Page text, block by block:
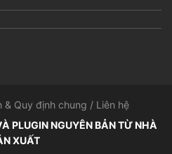
& Quy định chung / Liên hệ
PLUGIN NGUYÊN BẢN TỪ NHÀ
XUẤT